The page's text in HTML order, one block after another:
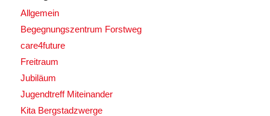
Allgemein
Begegnungszentrum Forstweg
care4future
Freitraum
Jubiläum
Jugendtreff Miteinander
Kita Bergstadzwerge